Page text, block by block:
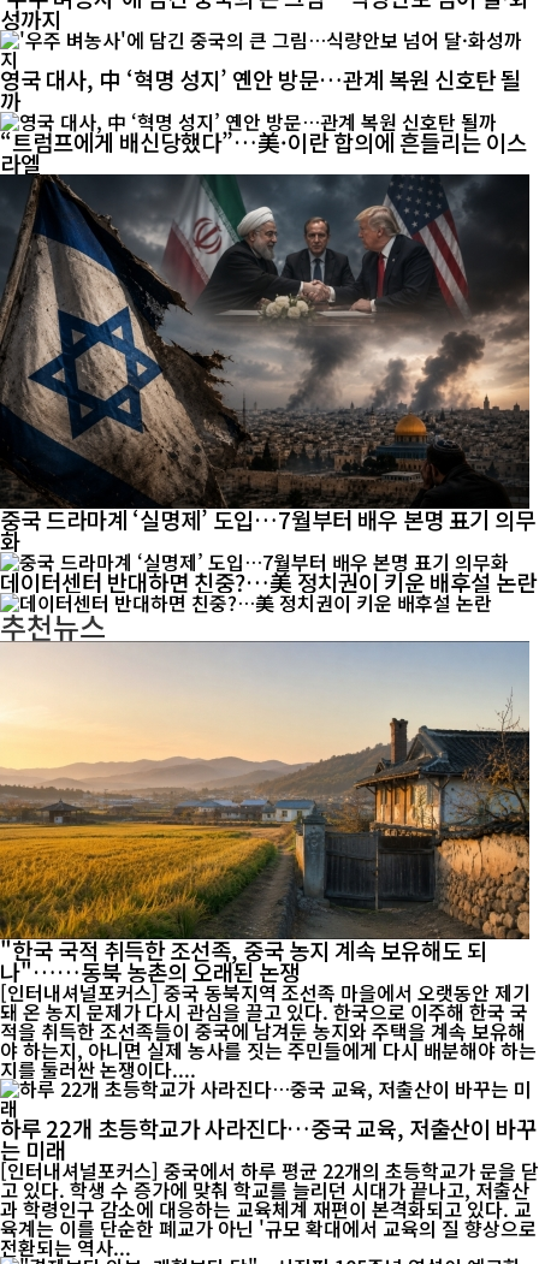
성까지
영국 대사, 中 ‘혁명 성지’ 옌안 방문…관계 복원 신호탄 될
까
“트럼프에게 배신당했다”…美·이란 합의에 흔들리는 이스
라엘
중국 드라마계 ‘실명제’ 도입…7월부터 배우 본명 표기 의무
화
데이터센터 반대하면 친중?…美 정치권이 키운 배후설 논란
추천뉴스
"한국 국적 취득한 조선족, 중국 농지 계속 보유해도 되
나"……동북 농촌의 오래된 논쟁
[인터내셔널포커스] 중국 동북지역 조선족 마을에서 오랫동안 제기
돼 온 농지 문제가 다시 관심을 끌고 있다. 한국으로 이주해 한국 국
적을 취득한 조선족들이 중국에 남겨둔 농지와 주택을 계속 보유해
야 하는지, 아니면 실제 농사를 짓는 주민들에게 다시 배분해야 하는
지를 둘러싼 논쟁이다....
하루 22개 초등학교가 사라진다…중국 교육, 저출산이 바꾸
는 미래
[인터내셔널포커스] 중국에서 하루 평균 22개의 초등학교가 문을 닫
고 있다. 학생 수 증가에 맞춰 학교를 늘리던 시대가 끝나고, 저출산
과 학령인구 감소에 대응하는 교육체계 재편이 본격화되고 있다. 교
육계는 이를 단순한 폐교가 아닌 '규모 확대에서 교육의 질 향상으로
전환되는 역사...